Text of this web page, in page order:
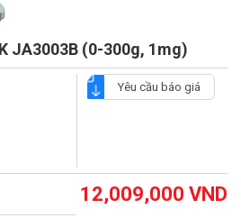
JA3003B (0-300g, 1mg)
Yêu cầu báo giá
12,009,000 VND